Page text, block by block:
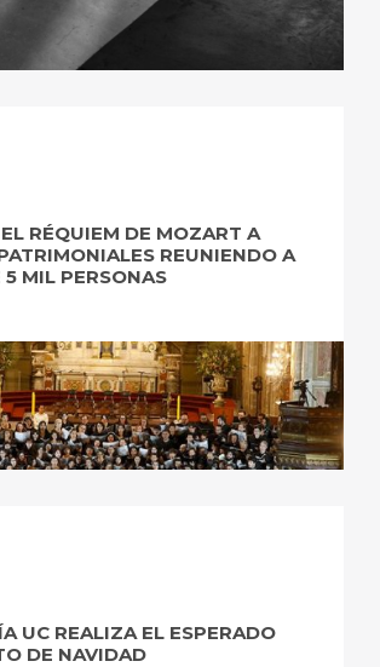
RÉQUIEM DE MOZART A
REUNIENDO A
5 MIL PERSONAS
UC REALIZA EL ESPERADO
DE NAVIDAD